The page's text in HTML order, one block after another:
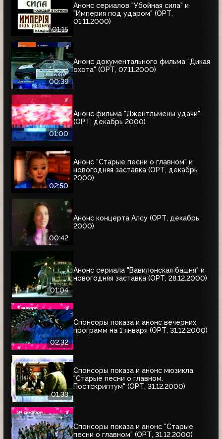
01:15
Анонс сериалов "Убойная сила" и
"Империя под ударом" (ОРТ,
01.11.2000)
00:39
Анонс документального фильма "Дикая
охота" (ОРТ, 07.11.2000)
01:00
Анонс фильма "Джентльмены удачи"
(ОРТ, декабрь 2000)
02:50
Анонс "Старые песни о главном" и
новогодняя заставка (ОРТ, декабрь
2000)
00:42
Анонс концерта Алсу (ОРТ, декабрь
2000)
01:04
Анонс сериала "Вавилонская башня" и
новогодняя заставка (ОРТ, 28.12.2000)
02:32
Спонсоры показа и анонс вечерних
программ на 1 января (ОРТ, 31.12.2000)
01:33
Спонсоры показа и анонс мюзикла
"Старые песни о главном.
Постскриптум" (ОРТ, 31.12.2000)
Спонсоры показа и анонс "Старые
песни о главном" (ОРТ, 31.12.2000)